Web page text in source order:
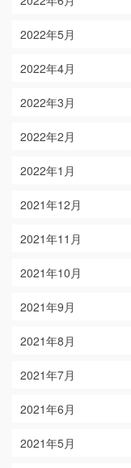
2022年5月
2022年4月
2022年3月
2022年2月
2022年1月
2021年12月
2021年11月
2021年10月
2021年9月
2021年8月
2021年7月
2021年6月
2021年5月